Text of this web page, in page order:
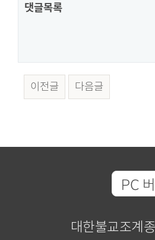
댓글목록
이전글 다음글
PC
대한불교조계